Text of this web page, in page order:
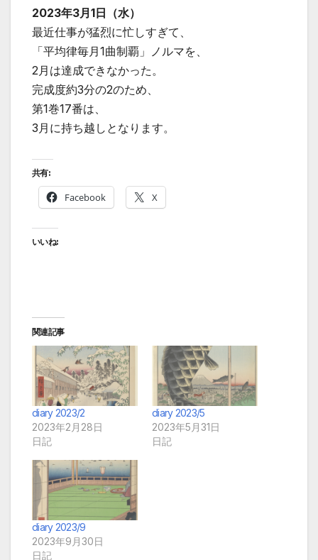
2023年3月1日（水）
最近仕事が猛烈に忙しすぎて、
「平均律毎月1曲制覇」ノルマを、
2月は達成できなかった。
完成度約3分の2のため、
第1巻17番は、
3月に持ち越しとなります。
共有:
Facebook X
いいね:
関連記事
diary 2023/2
2023年2月28日
日記
diary 2023/5
2023年5月31日
日記
diary 2023/9
2023年9月30日
日記